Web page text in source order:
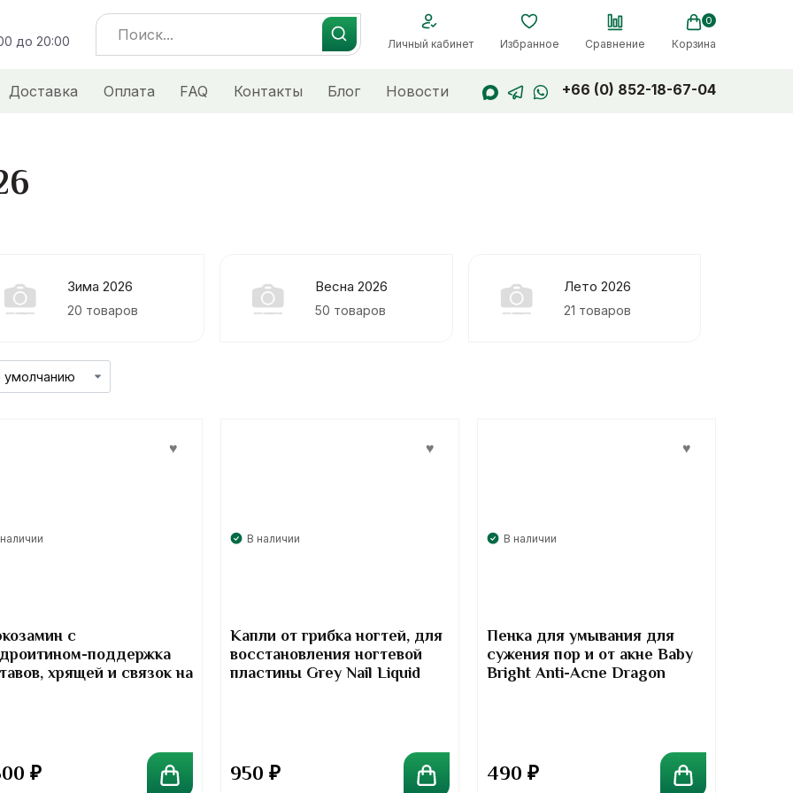
до 20:00
Search
for:
Личный кабинет Избранное Сравнение
0
Корзина
Доставка Оплата FAQ Контакты Блог Новости +66 (0) 852-18-67-04
Зима 2026
20 товаров
Весна 2026
50 товаров
Лето 2026
21 товаров
с
поддержка
хрящей и связок на
₽
В наличии
Капли от грибка ногтей, для
восстановления ногтевой
пластины Grey Nail Liquid
950 ₽
В наличии
Пенка для умывания для
сужения пор и от акне Baby
Bright Anti-Acne Dragon
490 ₽